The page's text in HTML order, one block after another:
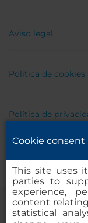
Aviso legal
Política de cookies
Política de
Cookie consent
This site uses
parties to
experience,
content
statistical